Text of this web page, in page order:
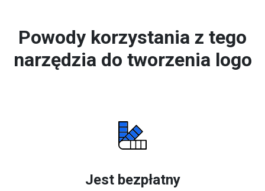
Powody korzystania z tego
narzędzia do tworzenia logo
Jest bezpłatny